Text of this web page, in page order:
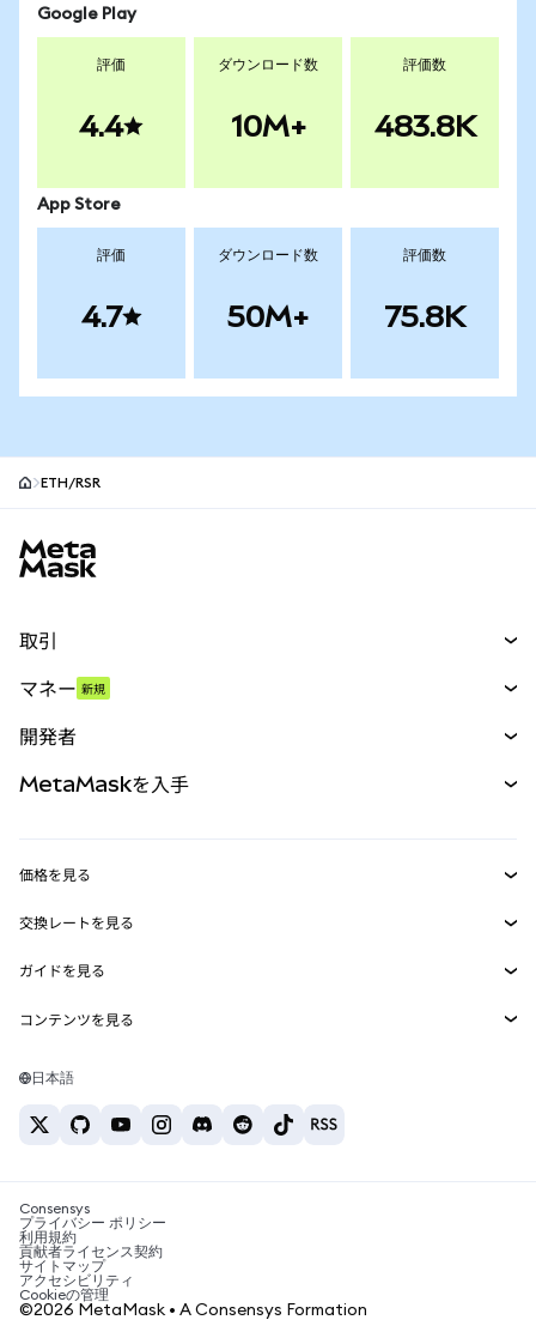
Google Play
評価
4.4
ダウンロード数
10M+
評価数
483.8K
App Store
評価
4.7
ダウンロード数
50M+
評価数
75.8K
ETH/RSR
取引
パーペチュアル
RWA
マネー 新規
開発者
MetaMask Connect
Snaps
Web3サービス
MetaMaskを入手
セキュリティ
サポート
キャリア
お問い合わせ
価格を見る
イーサリアムの価格
Solanaの価格
Tetherの価格
交換レートを見る
ETH→USD
USDT→INR
BTC→INR
ETH→USDT
ガイドを見る
ETHの購入
USDTの購入
SHIBの購入
BNBの購入
コンテンツを見る
Solanaウォレット
税制関連ニュース
暗号資産の購入方法は？
ビットコインを売るには？
日本語
Consensys
プライバシー ポリシー
利用規約
貢献者ライセンス契約
サイトマップ
アクセシビリティ
Cookieの管理
©2026 MetaMask • A Consensys Formation